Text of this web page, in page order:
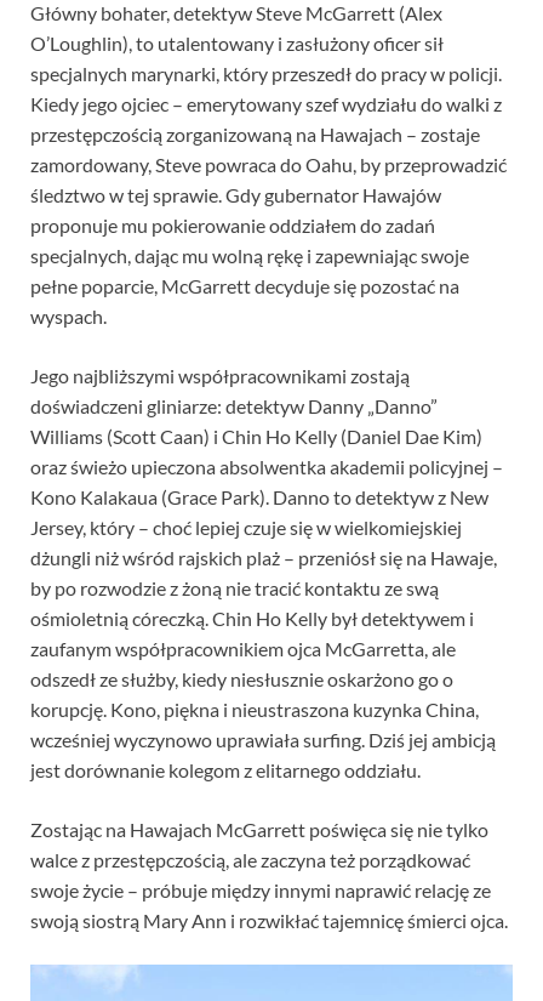
Główny bohater, detektyw Steve McGarrett (Alex
O’Loughlin), to utalentowany i zasłużony oficer sił
specjalnych marynarki, który przeszedł do pracy w policji.
Kiedy jego ojciec – emerytowany szef wydziału do walki z
przestępczością zorganizowaną na Hawajach – zostaje
zamordowany, Steve powraca do Oahu, by przeprowadzić
śledztwo w tej sprawie. Gdy gubernator Hawajów
proponuje mu pokierowanie oddziałem do zadań
specjalnych, dając mu wolną rękę i zapewniając swoje
pełne poparcie, McGarrett decyduje się pozostać na
wyspach.
Jego najbliższymi współpracownikami zostają
doświadczeni gliniarze: detektyw Danny „Danno”
Williams (Scott Caan) i Chin Ho Kelly (Daniel Dae Kim)
oraz świeżo upieczona absolwentka akademii policyjnej –
Kono Kalakaua (Grace Park). Danno to detektyw z New
Jersey, który – choć lepiej czuje się w wielkomiejskiej
dżungli niż wśród rajskich plaż – przeniósł się na Hawaje,
by po rozwodzie z żoną nie tracić kontaktu ze swą
ośmioletnią córeczką. Chin Ho Kelly był detektywem i
zaufanym współpracownikiem ojca McGarretta, ale
odszedł ze służby, kiedy niesłusznie oskarżono go o
korupcję. Kono, piękna i nieustraszona kuzynka China,
wcześniej wyczynowo uprawiała surfing. Dziś jej ambicją
jest dorównanie kolegom z elitarnego oddziału.
Zostając na Hawajach McGarrett poświęca się nie tylko
walce z przestępczością, ale zaczyna też porządkować
swoje życie – próbuje między innymi naprawić relację ze
swoją siostrą Mary Ann i rozwikłać tajemnicę śmierci ojca.